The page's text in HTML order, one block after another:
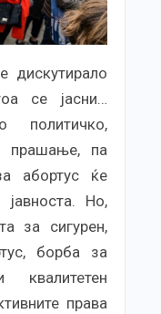
дискутирало
се јасни…
прашање, па
абортус ќе
Но,
за сигурен,
борба за
квалитетен
права